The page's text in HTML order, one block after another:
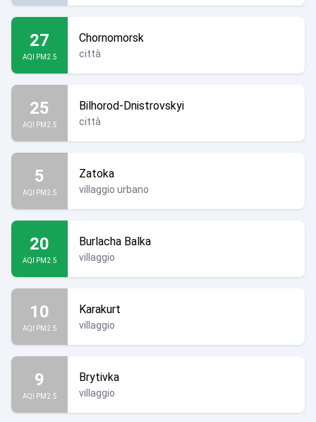
27
AQI PM2.5
Chornomorsk
città
25
AQI PM2.5
Bilhorod-Dnistrovskyi
città
5
AQI PM2.5
Zatoka
villaggio urbano
20
AQI PM2.5
Burlacha Balka
villaggio
10
AQI PM2.5
Karakurt
villaggio
9
AQI PM2.5
Brytivka
villaggio